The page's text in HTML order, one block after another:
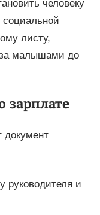
человеку
листу,
малышами до
зарплате
документ
руководителя и